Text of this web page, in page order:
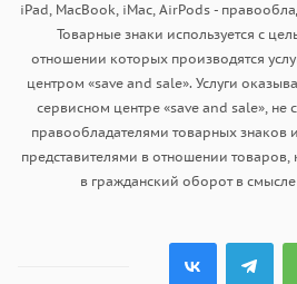
iPad, MacBook, iMac, AirPods -
Товарные знаки используется с
отношении которых производятся
центром «save and sale». Услуги
сервисном центре «save and sale», не
правообладателями товарных
представителями в отношении
в гражданский оборот в смысле